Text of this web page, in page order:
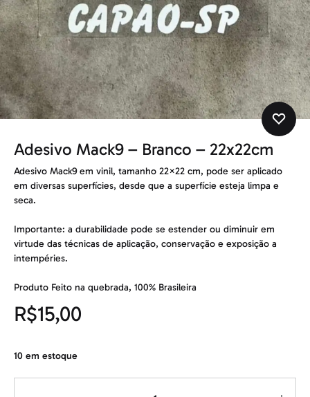
Adesivo Mack9 – Branco – 22x22cm
Adesivo Mack9 em vinil, tamanho 22×22 cm, pode ser aplicado
em diversas superfícies, desde que a superfície esteja limpa e
seca.
Importante: a durabilidade pode se estender ou diminuir em
virtude das técnicas de aplicação, conservação e exposição a
intempéries.
Produto Feito na quebrada, 100% Brasileira
R$15,00
10 em estoque